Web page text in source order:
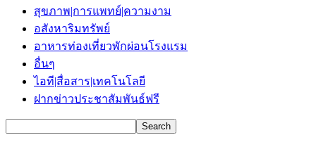
สุขภาพ|การแพทย์|ความงาม
อสังหาริมทรัพย์
อาหารท่องเที่ยวพักผ่อนโรงแรม
อื่นๆ
ไอที|สื่อสาร|เทคโนโลยี
ฝากข่าวประชาสัมพันธ์ฟรี